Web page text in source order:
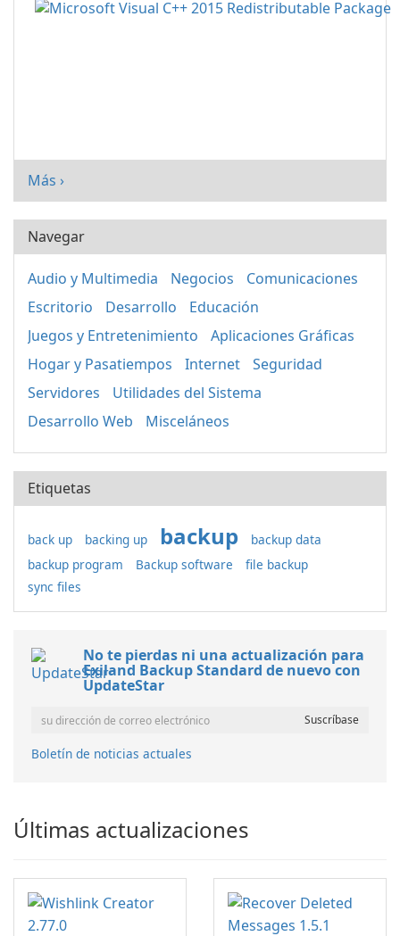
Más ›
Navegar
Audio y Multimedia Negocios
Comunicaciones
Escritorio
Desarrollo
Educación
Juegos y Entretenimiento
Aplicaciones Gráficas
Hogar y Pasatiempos
Internet
Seguridad
Servidores
Utilidades del Sistema
Desarrollo Web
Misceláneos
Etiquetas
back up backing up backup
backup data
backup program
Backup software
file backup
sync files
No te pierdas ni una actualización para
Exiland Backup Standard de nuevo con
UpdateStar
Boletín de noticias actuales
Últimas actualizaciones